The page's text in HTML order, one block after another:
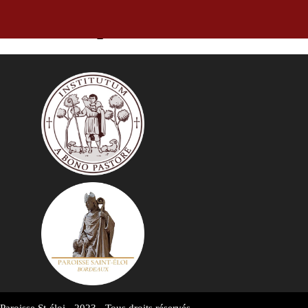
Annonces pour la semaine du